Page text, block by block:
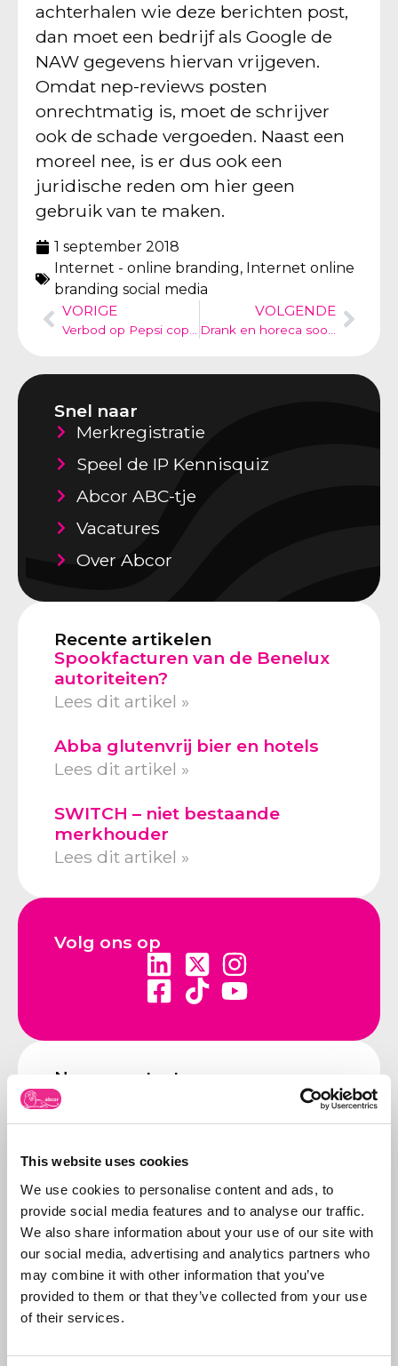
This website uses cookies
We use cookies to personalise content and ads, to
provide social media features and to analyse our traffic.
We also share information about your use of our site with
our social media, advertising and analytics partners who
may combine it with other information that you’ve
provided to them or that they’ve collected from your use
of their services.
achterhalen wie deze berichten post,
dan moet een bedrijf als Google de
NAW gegevens hiervan vrijgeven.
Omdat nep-reviews posten
onrechtmatig is, moet de schrijver
ook de schade vergoeden. Naast een
moreel nee, is er dus ook een
juridische reden om hier geen
gebruik van te maken.
1 september 2018
Internet - online branding, Internet online
branding social media
VORIGE
VOLGENDE
Snel naar
Merkregistratie
Speel de IP Kennisquiz
Abcor ABC-tje
Vacatures
Over Abcor
Recente artikelen
Spookfacturen van de Benelux
autoriteiten?
Lees dit artikel »
Abba glutenvrij bier en hotels
Lees dit artikel »
SWITCH – niet bestaande
merkhouder
Lees dit artikel »
Volg ons op
Neem contact op
Bel ons:
een e-mail:info@abcor-ip.com
Over Abcor
Abcor is gespecialiseerd
in het aanvragen van
merken- en
doen wij in de
Abcor